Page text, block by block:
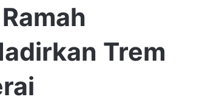
Trem